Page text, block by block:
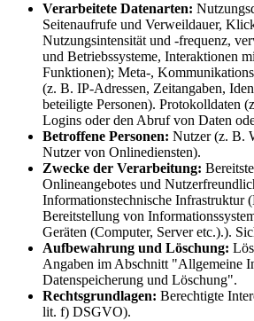
Verarbeitete Datenarten:
Seitenaufrufe und Verweildauer,
Nutzungsintensität und -frequenz,
und Betriebssysteme, Interaktionen
Funktionen); Meta-,
(z. B. IP-Adressen, Zeitangaben,
beteiligte Personen). Protokolldaten
Logins oder den Abruf von Daten
Betroffene Personen: Nutzer (z. B.
Nutzer von Onlinediensten).
Zwecke der Verarbeitung:
Onlineangebotes und
Informationstechnische Infrastruktur
Bereitstellung von
Geräten (Computer, Server etc.).).
Aufbewahrung und Löschung:
Angaben im Abschnitt "Allgemeine
Datenspeicherung und Löschung".
Rechtsgrundlagen: Berechtigte
lit. f) DSGVO).